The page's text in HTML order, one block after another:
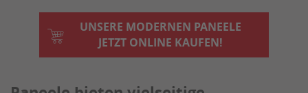
UNSERE MODERNEN PANEELE
JETZT ONLINE KAUFEN!